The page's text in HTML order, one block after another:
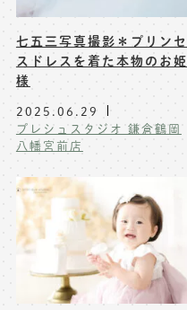
七五三写真撮影＊プリンセ
スドレスを着た本物のお姫
様
2025.06.29
プレシュスタジオ 鎌倉鶴岡
八幡宮前店